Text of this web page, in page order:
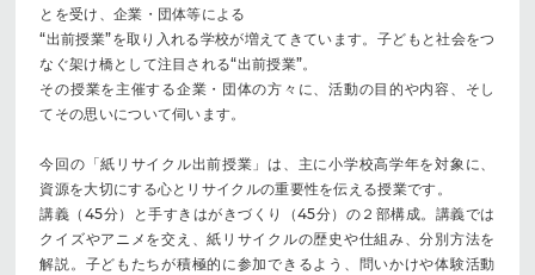
とを受け、企業・団体等による
“出前授業”を取り入れる学校が増えてきています。子どもと社会をつ
なぐ架け橋として注目される“出前授業”。
その授業を主催する企業・団体の方々に、活動の目的や内容、そし
てその思いについて伺います。
今回の「紙リサイクル出前授業」は、主に小学校高学年を対象に、
資源を大切にする心とリサイクルの重要性を伝える授業です。
講義（45分）と手すきはがきづくり（45分）の２部構成。講義では
クイズやアニメを交え、紙リサイクルの歴史や仕組み、分別方法を
解説。子どもたちが積極的に参加できるよう、問いかけや体験活動